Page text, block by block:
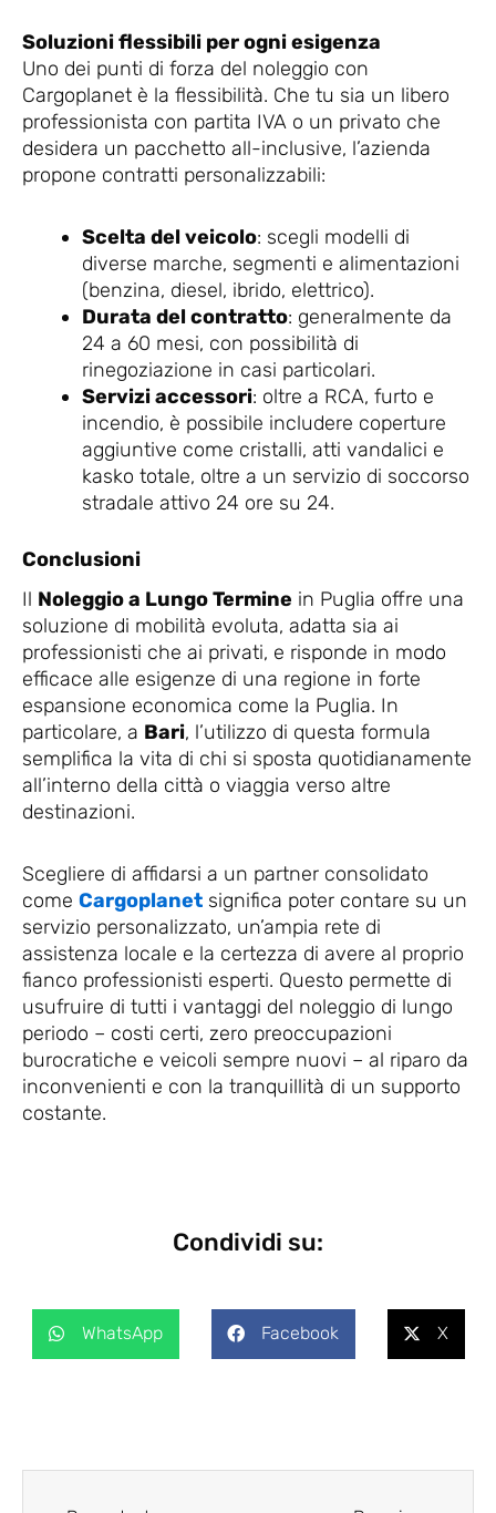
Soluzioni flessibili per ogni esigenza
Uno dei punti di forza del noleggio con
Cargoplanet è la flessibilità. Che tu sia un libero
professionista con partita IVA o un privato che
desidera un pacchetto all-inclusive, l’azienda
propone contratti personalizzabili:
Scelta del veicolo: scegli modelli di
diverse marche, segmenti e alimentazioni
(benzina, diesel, ibrido, elettrico).
Durata del contratto: generalmente da
24 a 60 mesi, con possibilità di
rinegoziazione in casi particolari.
Servizi accessori: oltre a RCA, furto e
incendio, è possibile includere coperture
aggiuntive come cristalli, atti vandalici e
kasko totale, oltre a un servizio di soccorso
stradale attivo 24 ore su 24.
Conclusioni
Il Noleggio a Lungo Termine in Puglia offre una
soluzione di mobilità evoluta, adatta sia ai
professionisti che ai privati, e risponde in modo
efficace alle esigenze di una regione in forte
espansione economica come la Puglia. In
particolare, a Bari, l’utilizzo di questa formula
semplifica la vita di chi si sposta quotidianamente
all’interno della città o viaggia verso altre
destinazioni.
Scegliere di affidarsi a un partner consolidato
come Cargoplanet significa poter contare su un
servizio personalizzato, un’ampia rete di
assistenza locale e la certezza di avere al proprio
fianco professionisti esperti. Questo permette di
usufruire di tutti i vantaggi del noleggio di lungo
periodo – costi certi, zero preoccupazioni
burocratiche e veicoli sempre nuovi – al riparo da
inconvenienti e con la tranquillità di un supporto
costante.
Condividi su:
WhatsApp Facebook X